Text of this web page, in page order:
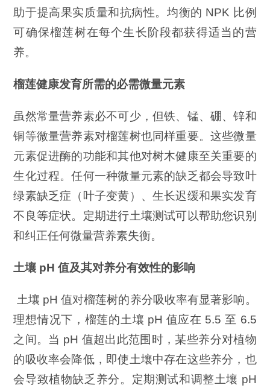
助于提高果实质量和抗病性。均衡的 NPK 比例
可确保榴莲树在每个生长阶段都获得适当的营
养。
榴莲健康发育所需的必需微量元素
虽然常量营养素必不可少，但铁、锰、硼、锌和
铜等微量营养素对榴莲树也同样重要。这些微量
元素促进酶的功能和其他对树木健康至关重要的
生化过程。任何一种微量元素的缺乏都会导致叶
绿素缺乏症（叶子变黄）、生长迟缓和果实发育
不良等症状。定期进行土壤测试可以帮助您识别
和纠正任何微量营养素失衡。
土壤 pH值及其对养分有效性的影响
土壤 pH 值对榴莲树的养分吸收率有显著影响。
理想情况下，榴莲的土壤 pH 值应在 5.5 至 6.5
之间。当 pH 值超出此范围时，某些养分对植物
的吸收率会降低，即使土壤中存在这些养分，也
会导致植物缺乏养分。定期测试和调整土壤 pH